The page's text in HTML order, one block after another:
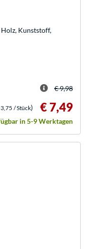
Kunststoff,
€ 9,98
/ Stück) € 7,49
in 5-9 Werktagen